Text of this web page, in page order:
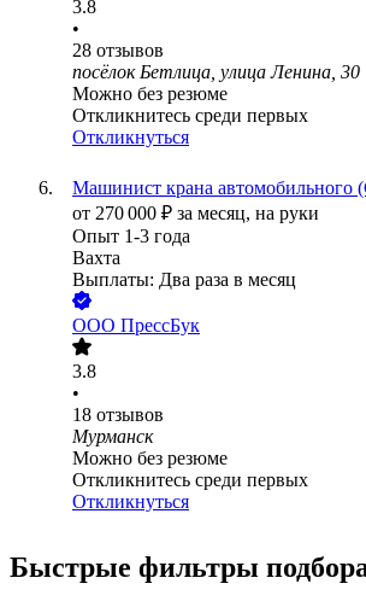
3.8
•
28 отзывов
посёлок Бетлица, улица Ленина, 30
Можно без резюме
Откликнитесь среди первых
Откликнуться
Машинист крана
от 270 000 ₽ за месяц, на руки
Опыт 1-3 года
Вахта
Выплаты: Два раза в месяц
ООО ПрессБук
3.8
•
18 отзывов
Мурманск
Можно без резюме
Откликнитесь среди первых
Откликнуться
Быстрые фильтры